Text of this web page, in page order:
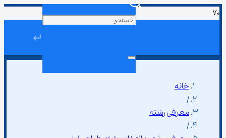
↵
خانه
/
معرفی رشته
/